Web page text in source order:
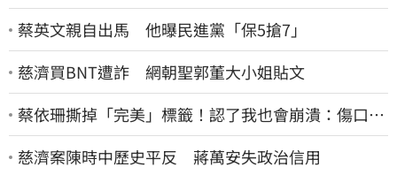
蔡英文親自出馬 他曝民進黨「保5搶7」
慈濟買BNT遭詐 網朝聖郭董大小姐貼文
蔡依珊撕掉「完美」標籤！認了我也會崩潰：傷口終
究會癒合
慈濟案陳時中歷史平反 蔣萬安失政治信用